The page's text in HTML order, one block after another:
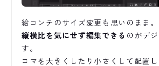
絵コンテのサイズ変更も思いのまま。
縦横比を気にせず編集できる のがデ
す。
コマを大きくしたり小さくして配置